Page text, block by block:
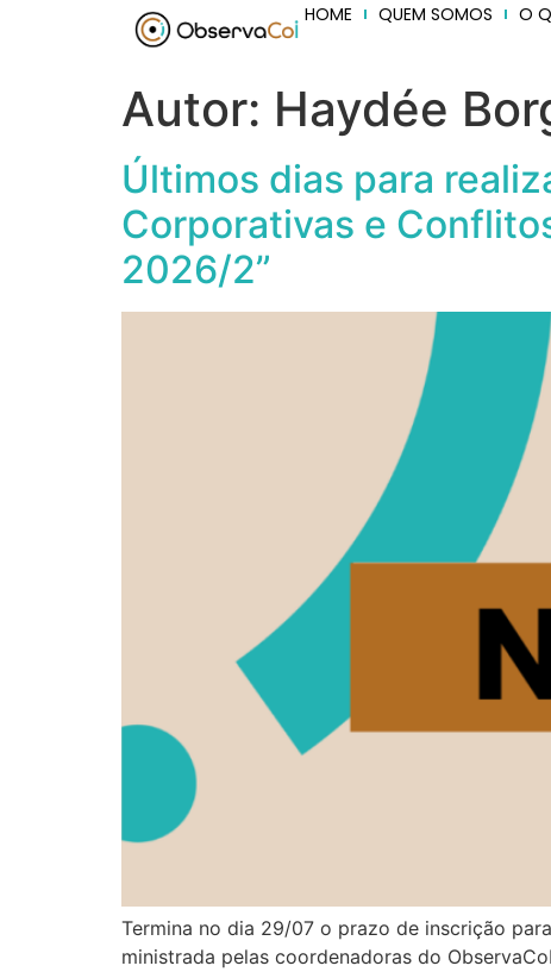
HOME QUEM SOMOS O
Autor: Haydée
Últimos dias para
Corporativas e
2026/2”
Termina no dia 29/07 o prazo de inscrição
ministrada pelas coordenadoras do